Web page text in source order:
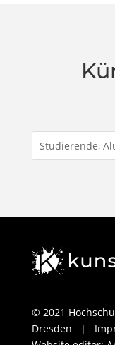
© 2021
Dresden |